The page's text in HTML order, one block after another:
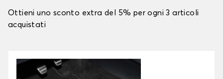
Ottieni uno sconto extra del 5% per ogni 3 articoli
acquistati